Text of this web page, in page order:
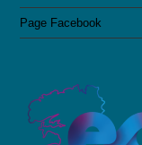
Page Facebook